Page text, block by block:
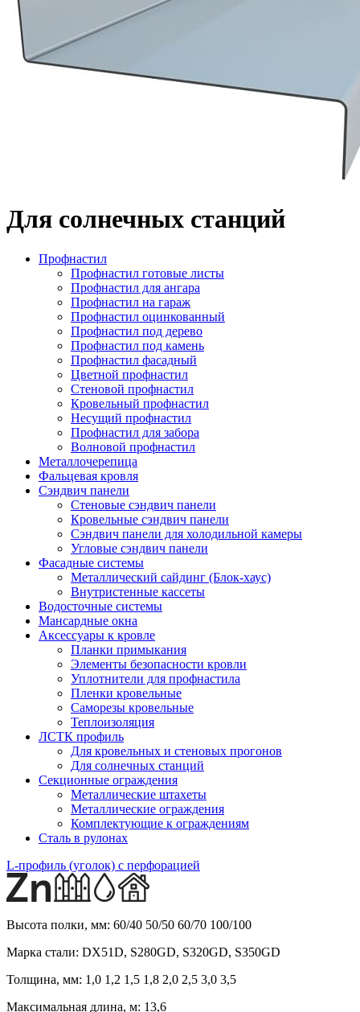
Для солнечных станций
Профнастил
Профнастил готовые листы
Профнастил для ангара
Профнастил на гараж
Профнастил оцинкованный
Профнастил под дерево
Профнастил под камень
Профнастил фасадный
Цветной профнастил
Стеновой профнастил
Кровельный профнастил
Несущий профнастил
Профнастил для забора
Волновой профнастил
Металлочерепица
Фальцевая кровля
Сэндвич панели
Стеновые сэндвич панели
Кровельные сэндвич панели
Сэндвич панели для холодильной камеры
Угловые сэндвич панели
Фасадные системы
Металлический сайдинг (Блок-хаус)
Внутристенные кассеты
Водосточные системы
Мансардные окна
Аксессуары к кровле
Планки примыкания
Элементы безопасности кровли
Уплотнители для профнастила
Пленки кровельные
Саморезы кровельные
Теплоизоляция
ЛСТК профиль
Для кровельных и стеновых прогонов
Для солнечных станций
Секционные ограждения
Металлические штахеты
Металлические ограждения
Комплектующие к ограждениям
Сталь в рулонах
L-профиль (уголок) с перфорацией
Высота полки, мм: 60/40 50/50 60/70 100/100
Марка стали: DX51D, S280GD, S320GD, S350GD
Толщина, мм: 1,0 1,2 1,5 1,8 2,0 2,5 3,0 3,5
Максимальная длина, м: 13,6